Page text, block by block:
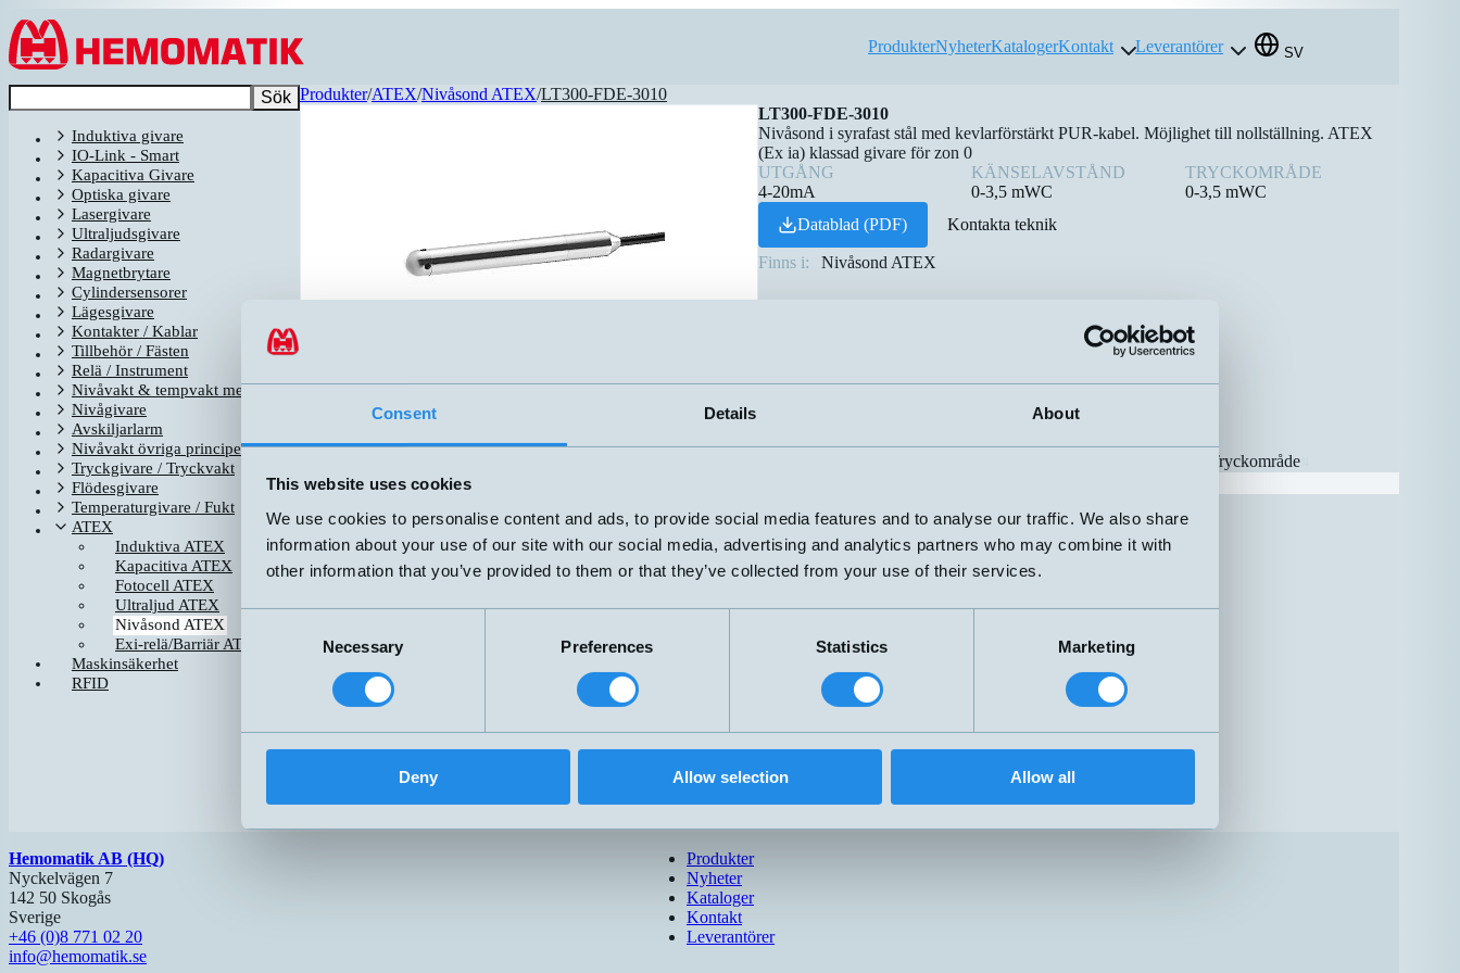
Consent Details About
This website uses cookies
We use cookies to personalise content and ads, to provide social media features and to analyse our traffic. We also share
information about your use of our site with our social media, advertising and analytics partners who may combine it with
other information that you’ve provided to them or that they’ve collected from your use of their services.
Selection
Necessary Preferences Statistics Marketing
Deny Allow selection Allow all
Hoppa till innehållet
ProdukterNyheterKatalogerKontakt Leverantörer SV
Sök
Induktiva givare
IO-Link - Smart
Kapacitiva Givare
Optiska givare
Lasergivare
Ultraljudsgivare
Radargivare
Magnetbrytare
Cylindersensorer
Lägesgivare
Kontakter / Kablar
Tillbehör / Fästen
Relä / Instrument
Nivåvakt & tempvakt med flottör
Nivågivare
Avskiljarlarm
Nivåvakt övriga principer
Tryckgivare / Tryckvakt
Flödesgivare
Temperaturgivare / Fukt
ATEX
Induktiva ATEX
Kapacitiva ATEX
Fotocell ATEX
Ultraljud ATEX
Nivåsond ATEX
Exi-relä/Barriär ATEX
Maskinsäkerhet
RFID
Produkter/ATEX/Nivåsond ATEX/LT300-FDE-3010
LT300-FDE-3010
Nivåsond i syrafast stål med kevlarförstärkt PUR-kabel. Möjlighet till nollställning. ATEX
(Ex ia) klassad givare för zon 0
UTGÅNG
4-20mA
KÄNSELAVSTÅND
0-3,5 mWC
TRYCKOMRÅDE
0-3,5 mWC
Datablad (PDF)
Kontakta teknik
Finns i: Nivåsond ATEX
Relaterade produkter
Tryckområde
LT300-FDE-3010
LT300-FDE-3030
4-20mA 0-10 mWC 0-10 mWC
Hemomatik AB (HQ)
Nyckelvägen 7
142 50 Skogås
Sverige
+46 (0)8 771 02 20
info@hemomatik.se
Produkter
Nyheter
Kataloger
Kontakt
Leverantörer